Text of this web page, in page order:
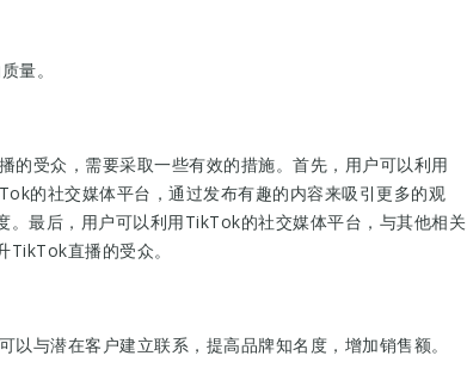
量。
受众，需要采取一些有效的措施。首先，用户可以利用
的社交媒体平台，通过发布有趣的内容来吸引更多的观
最后，用户可以利用TikTok的社交媒体平台，与其他相关
直播的受众。
与潜在客户建立联系，提高品牌知名度，增加销售额。